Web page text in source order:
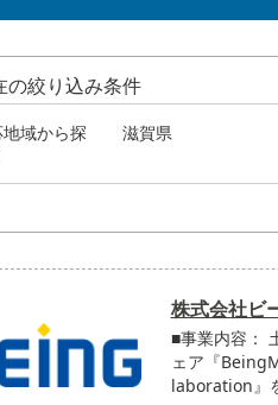
の絞り込み条件
域から探
滋賀県
株式会社ビ
■事業内容：
ェア『
laboration』